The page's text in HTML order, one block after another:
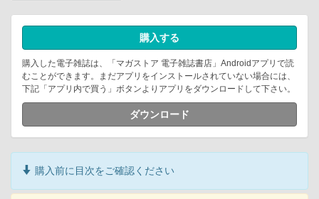
購入する
購入した電子雑誌は、「マガストア 電子雑誌書店」Androidアプリで読
むことができます。まだアプリをインストールされていない場合には、
下記「アプリ内で買う」ボタンよりアプリをダウンロードして下さい。
ダウンロード
購入前に目次をご確認ください